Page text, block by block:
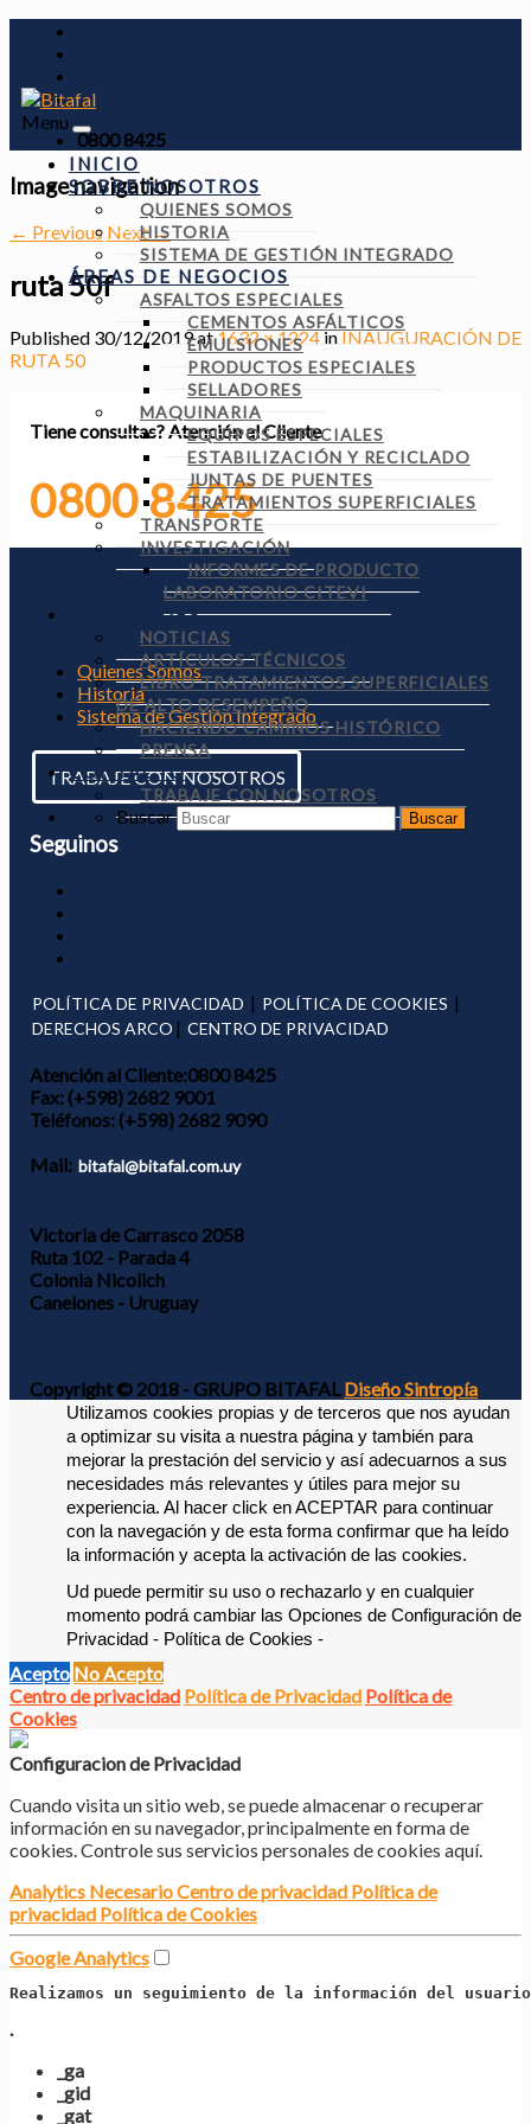
0800 8425
Menu
INICIO
SOBRE NOSOTROS
QUIENES SOMOS
HISTORIA
SISTEMA DE GESTIÓN INTEGRADO
ÁREAS DE NEGOCIOS
ASFALTOS ESPECIALES
CEMENTOS ASFÁLTICOS
EMULSIONES
PRODUCTOS ESPECIALES
SELLADORES
MAQUINARIA
EQUIPOS ESPECIALES
ESTABILIZACIÓN Y RECICLADO
JUNTAS DE PUENTES
TRATAMIENTOS SUPERFICIALES
TRANSPORTE
INVESTIGACIÓN
INFORMES DE PRODUCTO
LABORATORIO CITEVI
NOVEDADES
NOTICIAS
ARTÍCULOS TÉCNICOS
LIBRO TRATAMIENTOS SUPERFICIALES
DE ALTO DESEMPEÑO
HACIENDO CAMINOS HISTÓRICO
PRENSA
CONTACTO
TRABAJE CON NOSOTROS
Buscar
Image navigation
← Previous Next →
ruta 50f
Published 30/12/2019at1632 × 1224inINAUGURACIÓN DE
RUTA 50
Tiene consultas? Atención al Cliente
0800 8425
Quienes Somos
Historia
Sistema de Gestión Integrado
TRABAJE CON NOSOTROS
Seguinos
POLÍTICA DE PRIVACIDAD | POLÍTICA DE COOKIES |
DERECHOS ARCO | CENTRO DE PRIVACIDAD
Atención al Cliente:0800 8425
Fax:(+598) 2682 9001
Teléfonos:(+598) 2682 9090
Mail: bitafal@bitafal.com.uy
Victoria de Carrasco 2058
Ruta 102 - Parada 4
Colonia Nicolich
Canelones - Uruguay
Copyright © 2018 - GRUPO BITAFALDiseño Sintropía
Utilizamos cookies propias y de terceros que nos ayudan
a optimizar su visita a nuestra página y también para
mejorar la prestación del servicio y así adecuarnos a sus
necesidades más relevantes y útiles para mejor su
experiencia. Al hacer click en ACEPTAR para continuar
con la navegación y de esta forma confirmar que ha leído
la información y acepta la activación de las cookies.
Ud puede permitir su uso o rechazarlo y en cualquier
momento podrá cambiar las Opciones de Configuración de
Privacidad - Política de Cookies -
Acepto No Acepto
Centro de privacidad Política de Privacidad Política de
Cookies
Configuracion de Privacidad
Cuando visita un sitio web, se puede almacenar o recuperar
información en su navegador, principalmente en forma de
cookies. Controle sus servicios personales de cookies aquí.
Analytics NecesarioCentro de privacidad Política de
privacidad Política de Cookies
Google Analytics
Realizamos un seguimiento de la información del
.
_ga
_gid
_gat